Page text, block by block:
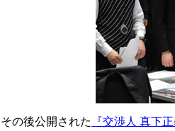
その後公開された 『交渉人 真下正